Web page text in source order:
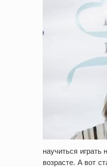
научиться
возрасте. А вот